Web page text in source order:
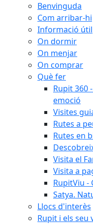
Benvinguda
Com arribar-hi
Informació útil
On dormir
On menjar
On comprar
Què fer
Rupit 360
emoció
Visites
Rutes a
Rutes en
Visita el
Visita a
RupitViu -
Satya.
Llocs d'interès
Rupit i els seu